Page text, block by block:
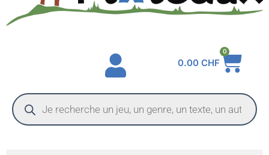
0.00 CHF
0